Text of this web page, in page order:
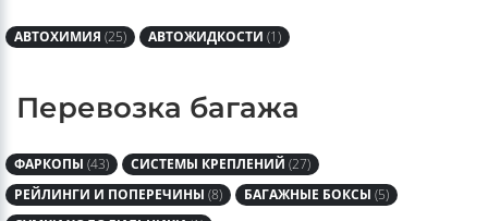
Перевозка багажа
ФАРКОПЫ(43) СИСТЕМЫ КРЕПЛЕНИЙ(27)
СУМКИ ХОЛОДИЛЬНИКИ(1)